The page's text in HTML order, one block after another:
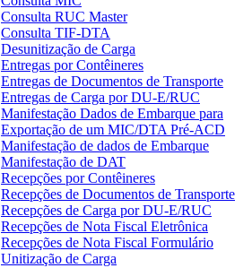
Consulta RUC Master
Consulta TIF-DTA
Desunitização de Carga
Entregas por Contêineres
Entregas de Documentos de Transporte
Entregas de Carga por DU-E/RUC
Manifestação Dados de Embarque para
Exportação de um MIC/DTA Pré-ACD
Manifestação de dados de Embarque
Manifestação de DAT
Recepções por Contêineres
Recepções de Documentos de Transporte
Recepções de Carga por DU-E/RUC
Recepções de Nota Fiscal Eletrônica
Recepções de Nota Fiscal Formulário
Unitização de Carga